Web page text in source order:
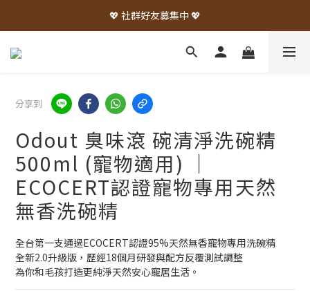
💖 社群好友募集中 💖
分享到
Odout 臭味滾 碗清淨洗碗精
500ml (寵物適用) ｜
ECOCERT認證寵物專用天然
無香洗碗精
全台第一支通過ECOCERT認證95%天然無香寵物專用洗碗精
全新2.0升級版，歷經18個月研發與配方反覆測試調整
為你和毛孩打造更純淨天然安心寵居生活。